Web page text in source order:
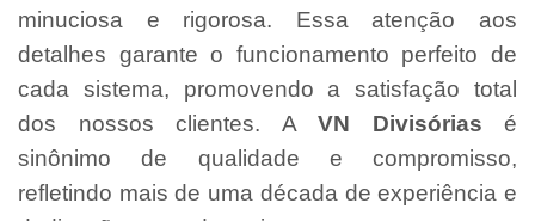
minuciosa e rigorosa. Essa atenção aos
detalhes garante o funcionamento perfeito de
cada sistema, promovendo a satisfação total
dos nossos clientes. A VN Divisórias é
sinônimo de qualidade e compromisso,
refletindo mais de uma década de experiência e